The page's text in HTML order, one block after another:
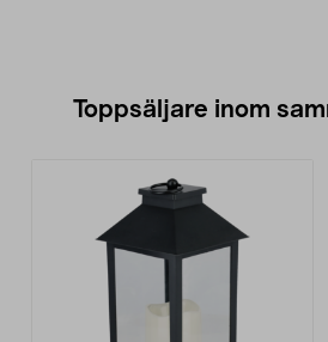
Toppsäljare inom